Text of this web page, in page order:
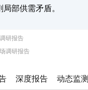
部供需矛盾。
研报告
调研报告
深度报告 动态监测